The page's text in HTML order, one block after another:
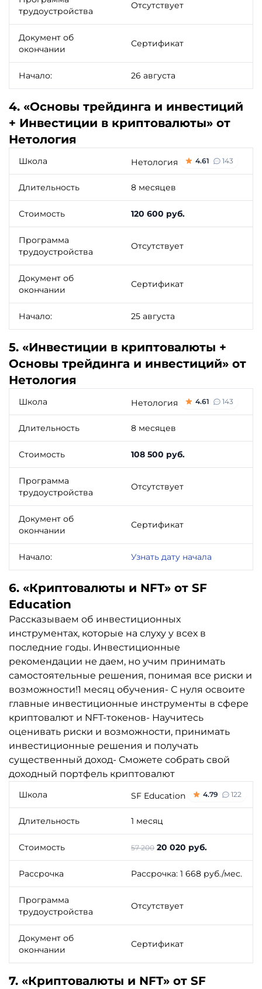
трудоустройства
Отсутствует
Документ об
окончании
Сертификат
Начало: 26 августа
4. «Основы трейдинга и инвестиций
+ Инвестиции в криптовалюты» от
Нетология
Школа Нетология 4.61 143
Длительность 8 месяцев
Стоимость 120 600 руб.
Программа
трудоустройства
Отсутствует
Документ об
окончании
Сертификат
Начало: 25 августа
5. «Инвестиции в криптовалюты +
Основы трейдинга и инвестиций» от
Нетология
Школа Нетология 4.61 143
Длительность 8 месяцев
Стоимость 108 500 руб.
Программа
трудоустройства
Отсутствует
Документ об
окончании
Сертификат
Начало: Узнать дату начала
6. «Криптовалюты и NFT» от SF
Education
Рассказываем об инвестиционных
инструментах, которые на слуху у всех в
последние годы. Инвестиционные
рекомендации не даем, но учим принимать
самостоятельные решения, понимая все риски и
возможности!1 месяц обучения- С нуля освоите
главные инвестиционные инструменты в сфере
криптовалют и NFT-токенов- Научитесь
оценивать риски и возможности, принимать
инвестиционные решения и получать
существенный доход- Сможете собрать свой
доходный портфель криптовалют
Школа SF Education 4.79 122
Длительность 1 месяц
Стоимость 57 200 20 020 руб.
Рассрочка Рассрочка: 1 668 руб./мес.
Программа
трудоустройства
Отсутствует
Документ об
окончании
Сертификат
7. «Криптовалюты и NFT» от SF